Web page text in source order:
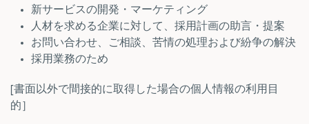
新サービスの開発・マーケティング
人材を求める企業に対して、採用計画の助言・提案
お問い合わせ、ご相談、苦情の処理および紛争の解決
採用業務のため
[書面以外で間接的に取得した場合の個人情報の利用目
的］